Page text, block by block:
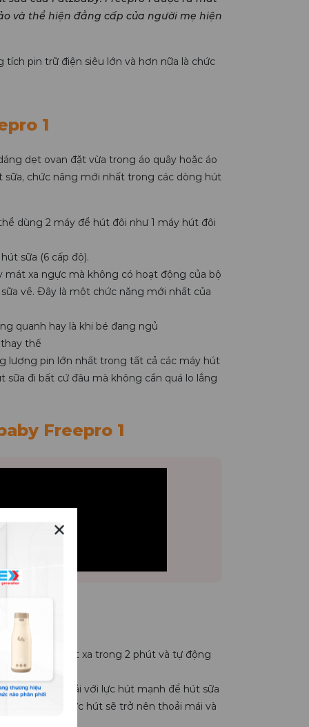
✕
và thể hiện đẳng cấp của người mẹ hiện
pin trữ điện siêu lớn và hơn nữa là chức
1
dẹt ovan đặt vừa trong áo quây hoặc áo
chức năng mới nhất trong các dòng hút
dùng 2 máy để hút đôi như 1 máy hút đôi
sữa (6 cấp độ).
xa ngực mà không có hoạt động của bộ
về. Đây là một chức năng mới nhất của
quanh hay là khi bé đang ngủ
thế
lượng pin lớn nhất trong tất cả các máy hút
đi bất cứ đâu mà không cần quá lo lắng
Freepro 1
1
giữ chế độ mát xa trong 2 phút và tự động
và vừa phải với lực hút mạnh để hút sữa
ứng, và lực hút sẽ trở nên thoải mái và